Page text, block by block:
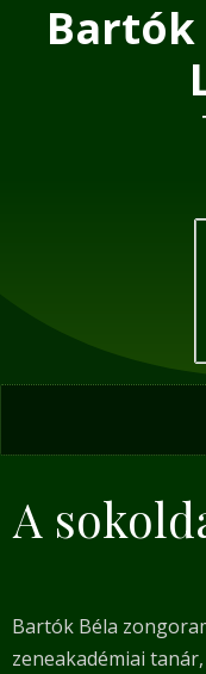
Bartók
A
Bartók Béla
zeneakadémiai